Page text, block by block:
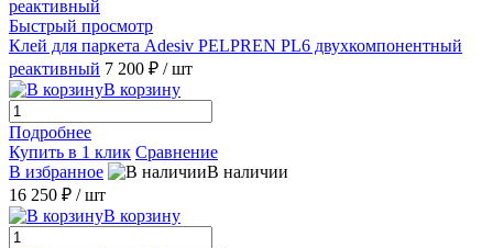
Быстрый просмотр
Клей для паркета Adesiv PELPREN PL6 двухкомпонентный
реактивный 7 200 ₽ / шт
В корзину
Подробнее
Купить в 1 клик Сравнение
В избранное
В наличии
16 250 ₽ / шт
В корзину